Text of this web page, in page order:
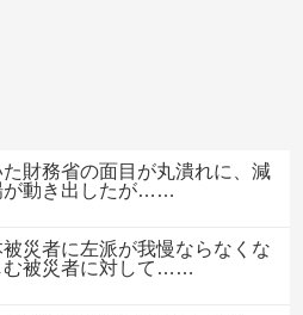
財務省の面目が丸潰れに、減
が動き出したが……
災者に左派が我慢ならなくな
む被災者に対して……